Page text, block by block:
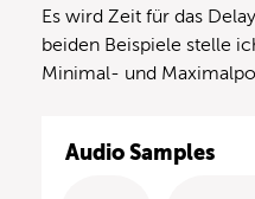
Es wird Zeit für das
beiden Beispiele stelle
Minimal- und
Audio Samples